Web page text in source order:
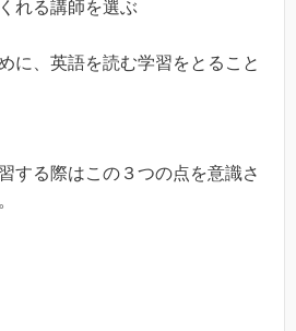
れる講師を選ぶ
に、英語を読む学習をとること
する際はこの３つの点を意識さ